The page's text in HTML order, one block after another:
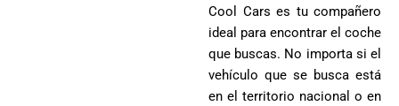
Cool Cars es tu compañero
ideal para encontrar el coche
que buscas. No importa si el
vehículo que se busca está
en el territorio nacional o en